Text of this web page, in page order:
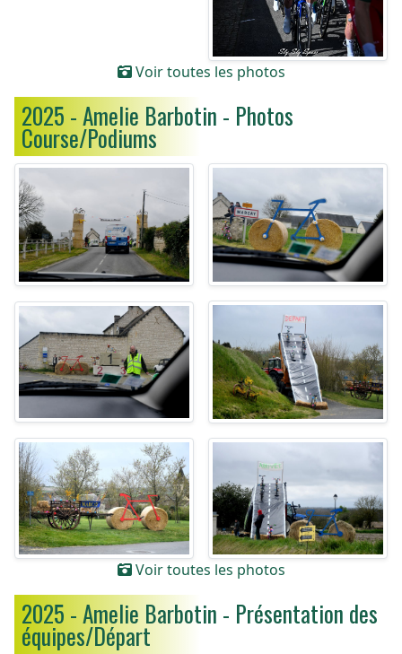
Voir toutes les photos
2025 - Amelie Barbotin - Photos
Course/Podiums
Voir toutes les photos
2025 - Amelie Barbotin - Présentation des
équipes/Départ